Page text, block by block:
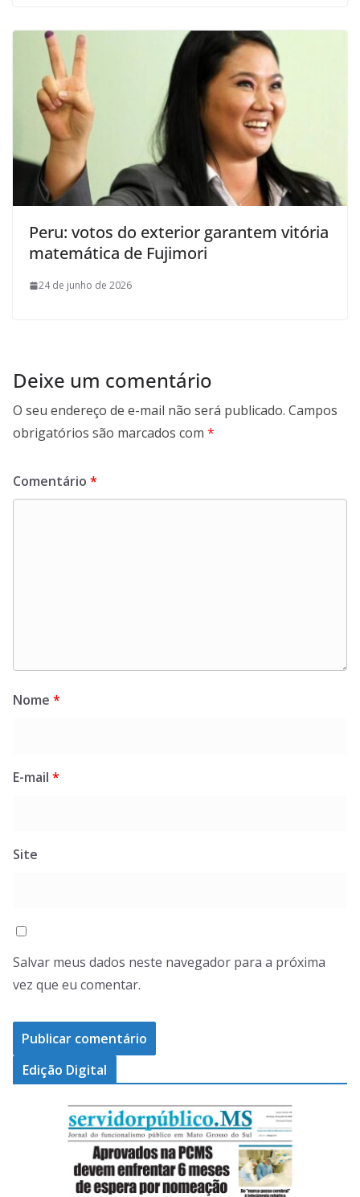
Peru: votos do exterior garantem vitória
matemática de Fujimori
24 de junho de 2026
Deixe um comentário
O seu endereço de e-mail não será publicado. Campos
obrigatórios são marcados com *
Comentário *
Nome *
E-mail *
Site
Salvar meus dados neste navegador para a próxima
vez que eu comentar.
Edição Digital